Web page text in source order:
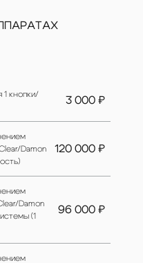
1 кнопки/
3 000 ₽
Damon
120 000 ₽
Damon
(1
96 000 ₽